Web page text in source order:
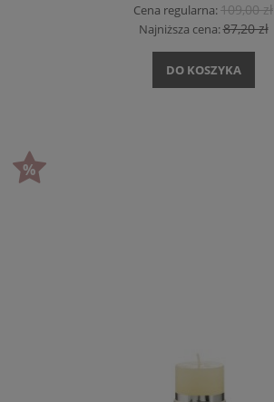
Cena regularna:109,00 zł
Najniższa cena:87,20 zł
DO KOSZYKA